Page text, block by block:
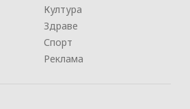
Култура
Здраве
Спорт
Реклама